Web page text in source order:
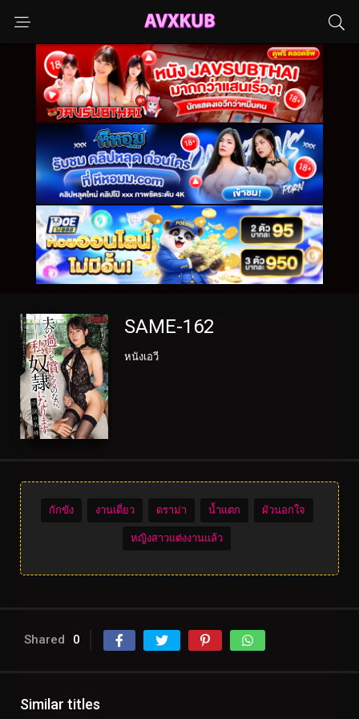
SAME-162
หนังเอวี
กักขัง งานเดี่ยว ดราม่า น้ำแตก ผัวนอกใจ
หญิงสาวแต่งงานแล้ว
Shared 0
Similar titles